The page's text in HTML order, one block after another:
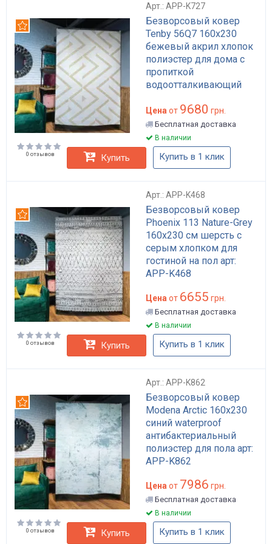
Арт.: APP-K727
Безворсовый ковер
Tenby 56Q7 160x230
бежевый акрил хлопок
полиэстер для дома с
пропиткой
водоотталкивающий
Рекомендуем
Цена от 9680 грн.
Бесплатная доставка
В наличии
0 отзывов Купить Купить в 1 клик
Арт.: APP-K468
Безворсовый ковер
Phoenix 113 Nature-Grey
160x230 см шерсть с
серым хлопком для
гостиной на пол арт:
APP-K468
Рекомендуем
Цена от 6655 грн.
Бесплатная доставка
В наличии
0 отзывов Купить Купить в 1 клик
Арт.: APP-K862
Безворсовый ковер
Modena Arctic 160x230
синий waterproof
антибактериальный
полиэстер для пола арт:
APP-K862
Рекомендуем
Цена от 7986 грн.
Бесплатная доставка
В наличии
0 отзывов Купить Купить в 1 клик